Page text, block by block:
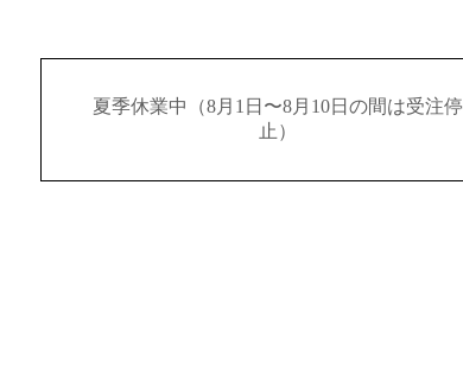
夏季休業中（8月1日〜8月10日の間は受注停
止）